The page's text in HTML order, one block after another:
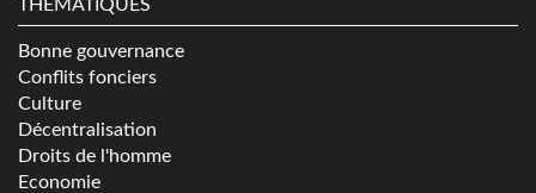
THÉMATIQUES
Bonne gouvernance
Conflits fonciers
Culture
Décentralisation
Droits de l'homme
Economie